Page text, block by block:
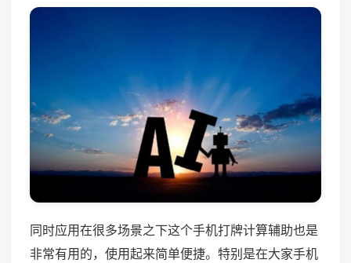
同时应用在很多场景之下这个手机打牌计算辅助也是
非常有用的，使用起来简单便捷。特别是在大家手机